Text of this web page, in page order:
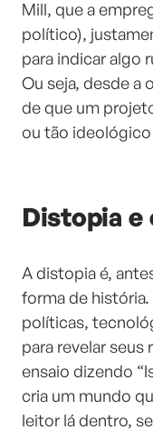
Mill, que a
político),
para indicar algo
Ou seja, desde a
de que um
ou tão
Distopia
A distopia é,
forma de
políticas,
para revelar seus
ensaio dizendo
cria um mundo
leitor lá dentro,